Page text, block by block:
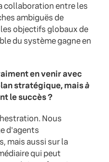
collaboration entre les
ambiguës de
objectifs globaux de
du système gagne en
en venir avec
stratégique, maisà
le succès ?
Nous
d'agents
mais aussi sur la
qui peut